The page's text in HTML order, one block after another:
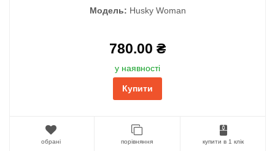
Модель: Husky Woman
780.00 ₴
у наявності
Купити
обрані порівняння купити в 1 клік